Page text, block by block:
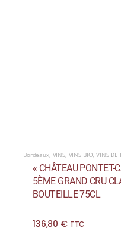
Bordeaux, VINS, VINS BIO,VINS DE
« CHÂTEAU PONTET-
5ÈME GRAND CRU
BOUTEILLE 75CL
136,80 € TTC